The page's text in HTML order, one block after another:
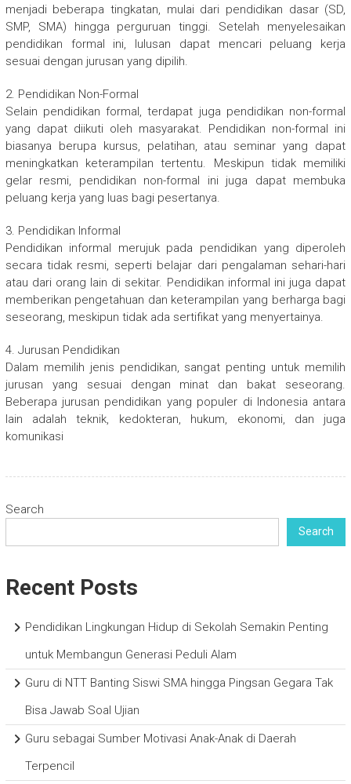
menjadi beberapa tingkatan, mulai dari pendidikan dasar (SD,
SMP, SMA) hingga perguruan tinggi. Setelah menyelesaikan
pendidikan formal ini, lulusan dapat mencari peluang kerja
sesuai dengan jurusan yang dipilih.
2. Pendidikan Non-Formal
Selain pendidikan formal, terdapat juga pendidikan non-formal
yang dapat diikuti oleh masyarakat. Pendidikan non-formal ini
biasanya berupa kursus, pelatihan, atau seminar yang dapat
meningkatkan keterampilan tertentu. Meskipun tidak memiliki
gelar resmi, pendidikan non-formal ini juga dapat membuka
peluang kerja yang luas bagi pesertanya.
3. Pendidikan Informal
Pendidikan informal merujuk pada pendidikan yang diperoleh
secara tidak resmi, seperti belajar dari pengalaman sehari-hari
atau dari orang lain di sekitar. Pendidikan informal ini juga dapat
memberikan pengetahuan dan keterampilan yang berharga bagi
seseorang, meskipun tidak ada sertifikat yang menyertainya.
4. Jurusan Pendidikan
Dalam memilih jenis pendidikan, sangat penting untuk memilih
jurusan yang sesuai dengan minat dan bakat seseorang.
Beberapa jurusan pendidikan yang populer di Indonesia antara
lain adalah teknik, kedokteran, hukum, ekonomi, dan juga
komunikasi
Search
Search
Recent Posts
Pendidikan Lingkungan Hidup di Sekolah Semakin Penting
untuk Membangun Generasi Peduli Alam
Guru di NTT Banting Siswi SMA hingga Pingsan Gegara Tak
Bisa Jawab Soal Ujian
Guru sebagai Sumber Motivasi Anak-Anak di Daerah
Terpencil